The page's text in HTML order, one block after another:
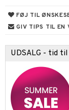
FØJ TIL
GIV TIPS TIL EN
UDSALG - tid